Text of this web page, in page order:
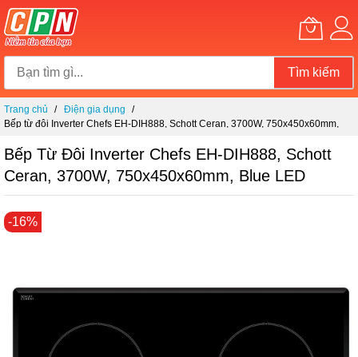
Tìm kiếm
Chuyển
đến
dung
Trang chủ
Điện gia dụng
Bếp từ đôi Inverter Chefs EH-DIH888, Schott Ceran, 3700W, 750x450x60mm,
Bếp Từ Đôi Inverter Chefs EH-DIH888, Schott
Ceran, 3700W, 750x450x60mm, Blue LED
Chuyển
đến
thư
-16%